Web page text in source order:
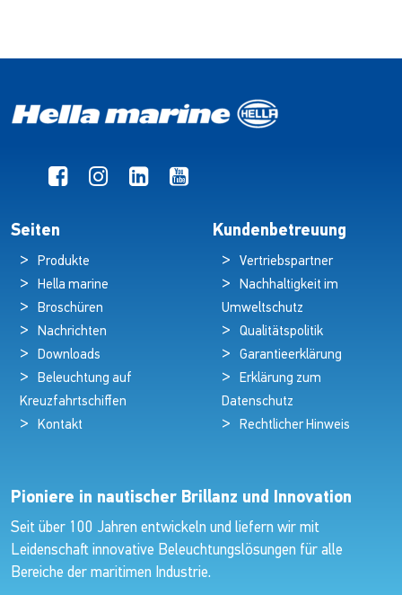
Seiten
Produkte
Hella marine
Broschüren
Nachrichten
Downloads
Beleuchtung auf
Kreuzfahrtschiffen
Kontakt
Kundenbetreuung
Vertriebspartner
Nachhaltigkeit im
Umweltschutz
Qualitätspolitik
Garantieerklärung
Erklärung zum
Datenschutz
Rechtlicher Hinweis
Pioniere in nautischer Brillanz und Innovation
Seit über 100 Jahren entwickeln und liefern wir mit
Leidenschaft innovative Beleuchtungslösungen für alle
Bereiche der maritimen Industrie.